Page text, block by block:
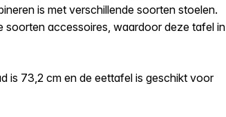
is met verschillende soorten stoelen.
soorten accessoires, waardoor deze tafel in
is 73,2 cm en de eettafel is geschikt voor